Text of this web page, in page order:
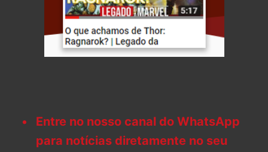
Entre no nosso canal do WhatsApp
para notícias diretamente no seu